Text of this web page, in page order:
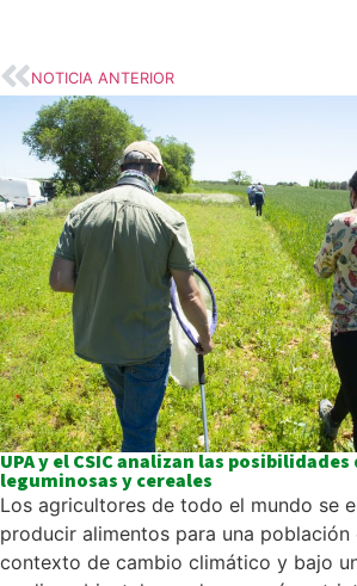
NOTICIA ANTERIOR
UPA y el CSIC analizan las
leguminosas y cereales
Los agricultores de todo el mundo se
producir alimentos para una población
contexto de cambio climático y bajo